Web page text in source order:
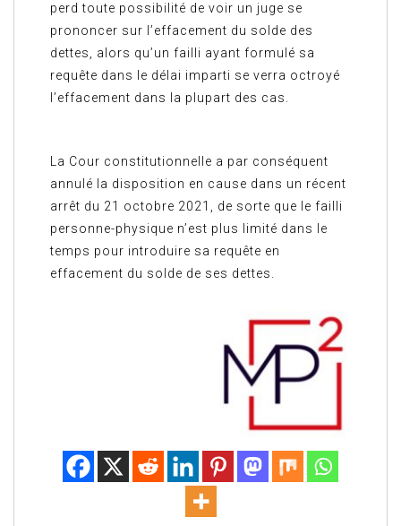
perd toute possibilité de voir un juge se
prononcer sur l’effacement du solde des
dettes, alors qu’un failli ayant formulé sa
requête dans le délai imparti se verra octroyé
l’effacement dans la plupart des cas.
La Cour constitutionnelle a par conséquent
annulé la disposition en cause dans un récent
arrêt du 21 octobre 2021, de sorte que le failli
personne-physique n’est plus limité dans le
temps pour introduire sa requête en
effacement du solde de ses dettes.